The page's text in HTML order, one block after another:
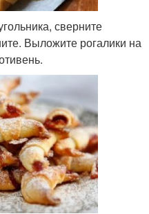
сверните
Выложите рогалики на